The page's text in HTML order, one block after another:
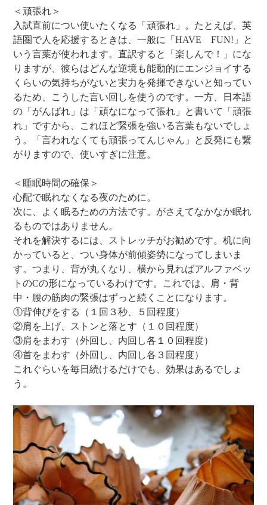
＜頑張れ＞
入試直前につい使いたくなる「頑張れ」。たとえば、英
語圏で人を応援するときは、一般に「HAVE FUN!」と
いう言葉が使われます。直訳すると「楽しんで！」にな
りますが、彼らはどんな逆境も能動的にエンジョイする
くらいの気持ちがないと実力を発揮できないと知ってい
るため、こうした言い回しを使うのです。一方、日本語
の「がんばれ」は「頑なになって張れ」と書いて「頑張
れ」ですから、これほど緊張を強いる言葉もないでしょ
う。「言われなくても頑張ってんじゃん」と反発にも繋
がりますので、使いすぎに注意。
＜睡眠時間の確保＞
心配で眠れなくなる夜のために。
次に、よく眠るための方法です。がさえてなかなか眠れ
るものではありません。
それを解決するには、ストレッチがお勧めです。机に向
かっていると、つい身体が前傾姿勢になってしまいま
す。つまり、背が丸くなり、横から見ればアルファベッ
トのCの形になっているわけです。これでは、肩・背
中・腰の筋肉の緊張はずっと続くことになります。
①背伸びをする（１回３秒、５回程度）
②肩を上げ、ストンと落とす（１０回程度）
③肩をまわす（外回し、内回し各１０回程度）
④首をまわす（外回し、内回し各３回程度）
これぐらいを毎日続けるだけでも、効果はあるでしょ
う。